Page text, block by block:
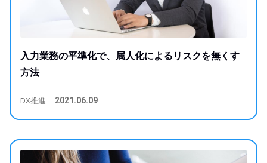
入力業務の平準化で、属人化によるリスクを無くす
方法
DX推進 2021.06.09